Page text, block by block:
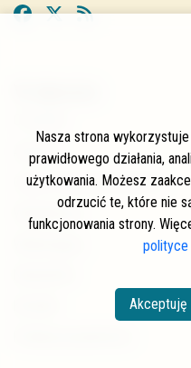
Autorzy
Często zadawane pytania
Współpraca
Nasza strona
prawidłowego działania,
użytkowania. Możesz
odrzucić te, które nie
funkcjonowania strony.
polityce
Akceptuję